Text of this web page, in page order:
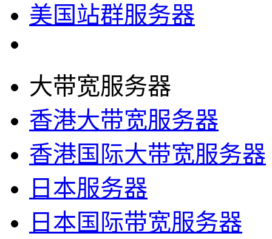
美国站群服务器
大带宽服务器
香港大带宽服务器
香港国际大带宽服务器
日本服务器
日本国际带宽服务器